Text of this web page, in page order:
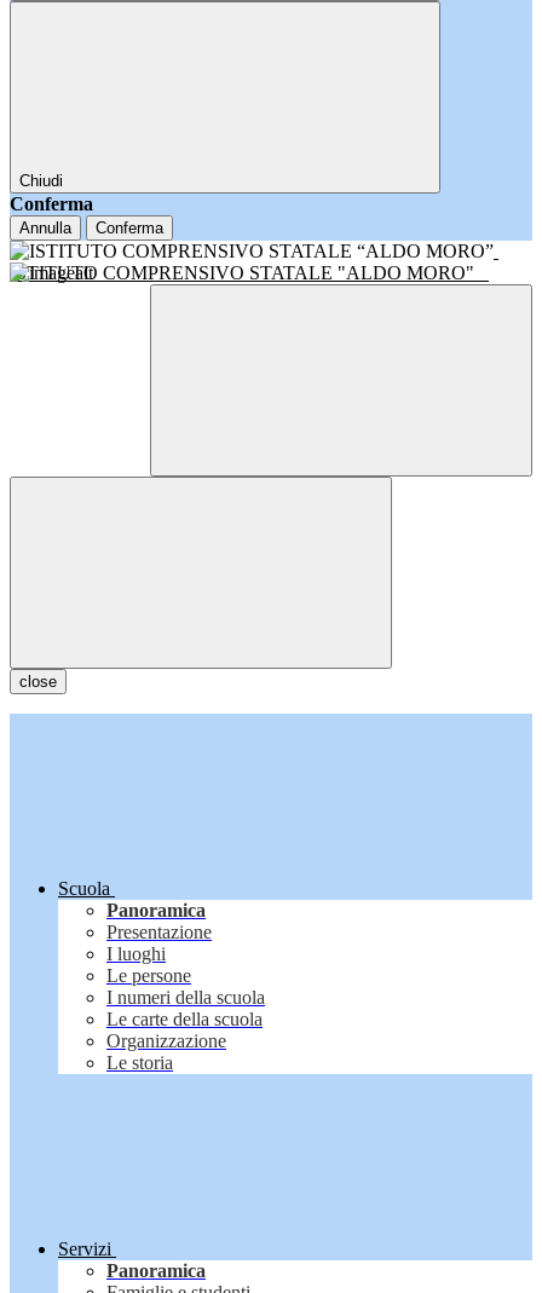
Chiudi
Conferma
Annulla Conferma
ISTITUTO COMPRENSIVO STATALE "ALDO MORO"
close
Scuola
Panoramica
Presentazione
I luoghi
Le persone
I numeri della scuola
Le carte della scuola
Organizzazione
Le storia
Servizi
Panoramica